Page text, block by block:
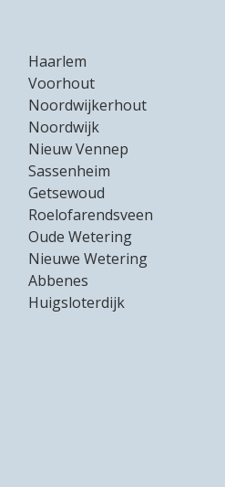
Haarlem
Voorhout
Noordwijkerhout
Noordwijk
Nieuw Vennep
Sassenheim
Getsewoud
Roelofarendsveen
Oude Wetering
Nieuwe Wetering
Abbenes
Huigsloterdijk